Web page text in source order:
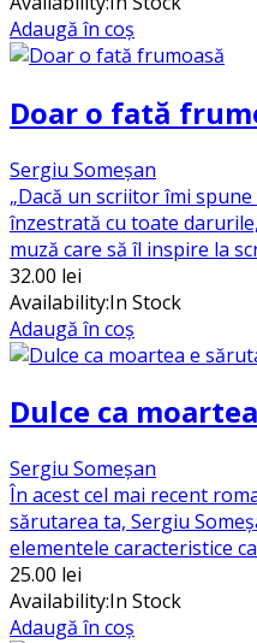
Adaugă în coș
Doar o fată
Sergiu Someșan
„Dacă un scriitor îmi
înzestrată cu toate
muză care să îl inspire la
32.00 lei
Availability:In Stock
Adaugă în coș
Dulce ca
Sergiu Someșan
În acest cel mai recent
sărutarea ta, Sergiu
elementele caracteristice
25.00 lei
Availability:In Stock
Adaugă în coș